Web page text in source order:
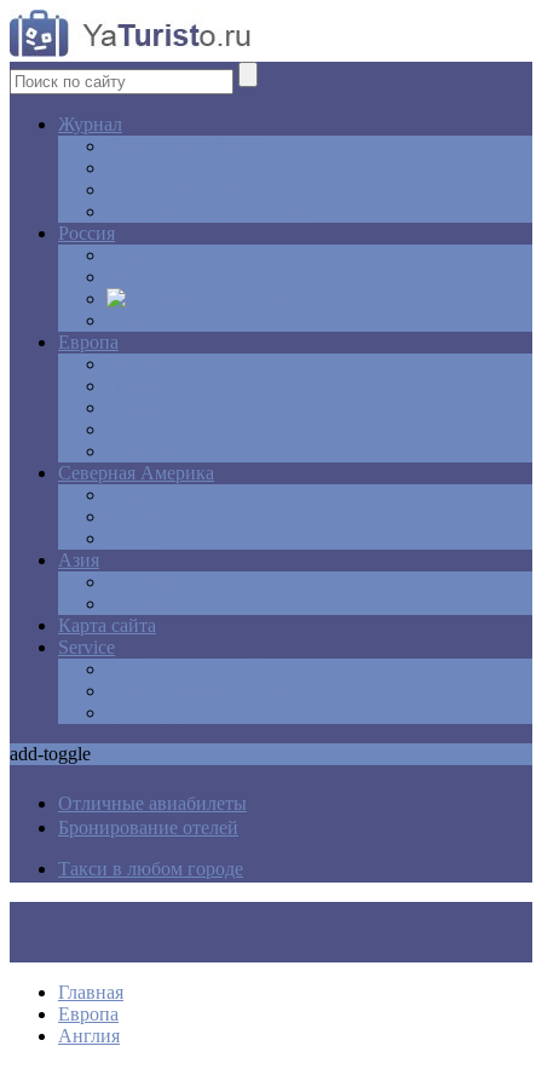
Журнал
Россия
Европа
Северная Америка
Азия
Карта сайта
Service
add-toggle
Отличные авиабилеты
Бронирование отелей
Такси в любом городе
Главная
Европа
Англия